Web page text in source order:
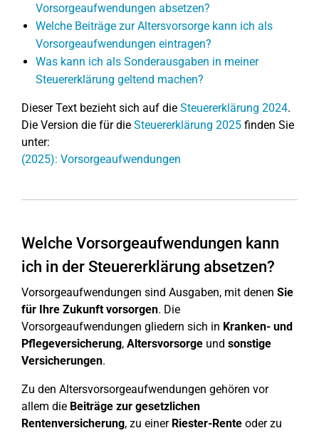
Vorsorgeaufwendungen absetzen?
Welche Beiträge zur Altersvorsorge kann ich als
Vorsorgeaufwendungen eintragen?
Was kann ich als Sonderausgaben in meiner
Steuererklärung geltend machen?
Dieser Text bezieht sich auf die Steuererklärung 2024.
Die Version die für die Steuererklärung 2025 finden Sie
unter:
(2025): Vorsorgeaufwendungen
Welche Vorsorgeaufwendungen kann
ich in der Steuererklärung absetzen?
Vorsorgeaufwendungen sind Ausgaben, mit denen Sie
für Ihre Zukunft vorsorgen. Die
Vorsorgeaufwendungen gliedern sich in Kranken- und
Pflegeversicherung, Altersvorsorge und sonstige
Versicherungen.
Zu den Altersvorsorgeaufwendungen gehören vor
allem die Beiträge zur gesetzlichen
Rentenversicherung, zu einerRiester-Rente oder zu